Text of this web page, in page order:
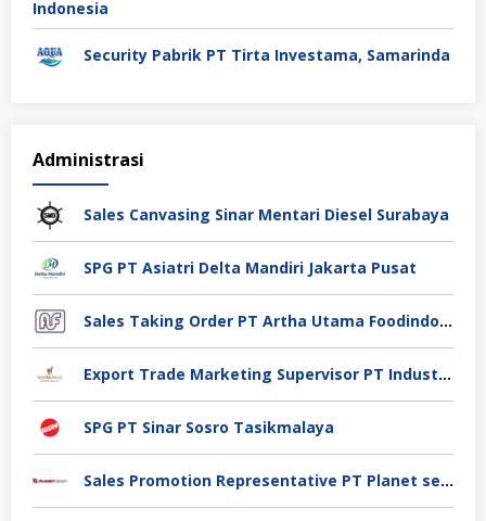
Security Pabrik PT Tirta Investama, Samarinda
Administrasi
Sales Canvasing Sinar Mentari Diesel Surabaya
SPG PT Asiatri Delta Mandiri Jakarta Pusat
Sales Taking Order PT Artha Utama Foodindo Tangerang
Export Trade Marketing Supervisor PT Industri Jamu Dan Farmasi Sido Muncul Tbk, Jakarta
SPG PT Sinar Sosro Tasikmalaya
Sales Promotion Representative PT Planet selancar Mandiri, Pontianak